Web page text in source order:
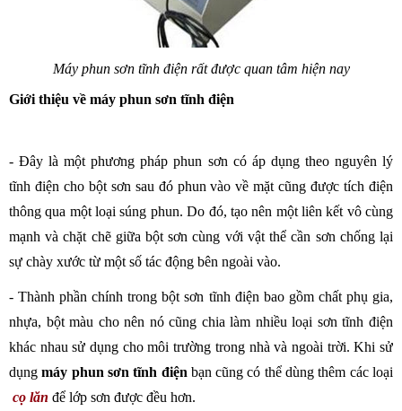
Máy phun sơn tĩnh điện rất được quan tâm hiện nay
Giới thiệu về máy phun sơn tĩnh điện
- Đây là một phương pháp phun sơn có áp dụng theo nguyên lý
tĩnh điện cho bột sơn sau đó phun vào về mặt cũng được tích điện
thông qua một loại súng phun. Do đó, tạo nên một liên kết vô cùng
mạnh và chặt chẽ giữa bột sơn cùng với vật thể cần sơn chống lại
sự chày xước từ một số tác động bên ngoài vào.
- Thành phần chính trong bột sơn tĩnh điện bao gồm chất phụ gia,
nhựa, bột màu cho nên nó cũng chia làm nhiều loại sơn tĩnh điện
khác nhau sử dụng cho môi trường trong nhà và ngoài trời. Khi sử
dụng máy phun sơn tĩnh điện bạn cũng có thể dùng thêm các loại
cọ lăn để lớp sơn được đều hơn.